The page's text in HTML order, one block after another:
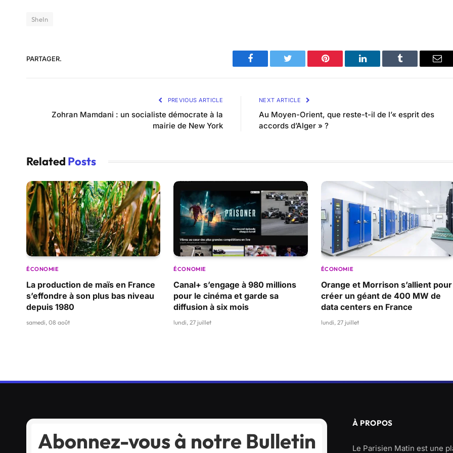
SheIn
PARTAGER.
Facebook Twitter Pinterest LinkedIn Tumblr
PREVIOUS ARTICLE
Zohran Mamdani : un socialiste démocrate à la
mairie de New York
NEXT ARTICLE
Au Moyen-Orient, que reste-t-il de l’« esprit des
accords d’Alger » ?
Related Posts
ÉCONOMIE
La production de maïs en France
s’effondre à son plus bas niveau
depuis 1980
samedi, 08 août
ÉCONOMIE
Canal+ s’engage à 980 millions
pour le cinéma et garde sa
diffusion à six mois
lundi, 27 juillet
ÉCONOMIE
Orange et Morrison s’allient pour
créer un géant de 400 MW de
data centers en France
lundi, 27 juillet
Abonnez-vous à notre Bulletin
À PROPOS
Le Parisien Matin est une